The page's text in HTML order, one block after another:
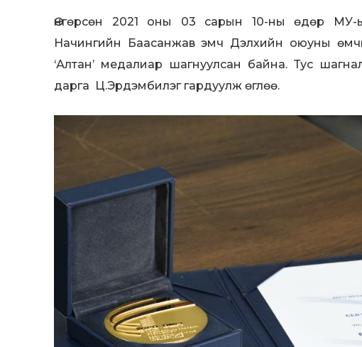
Өнгөрсөн 2021 оны 03 сарын 10-ны өдөр
Начингийн Баасанжав эмч Дэлхийн оюуны
‘Алтан’ медалиар шагнуулсан байна. Тус
дарга Ц.Эрдэмбилэг гардуулж өглөө.